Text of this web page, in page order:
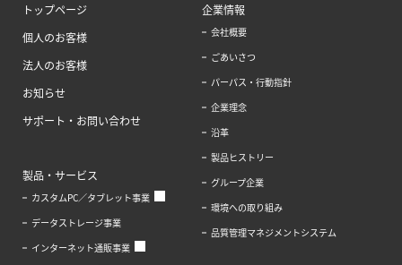
トップページ
個人のお客様
法人のお客様
お知らせ
サポート・お問い合わせ
製品・サービス
カスタムPC／タブレット事業
データストレージ事業
インターネット通販事業
企業情報
会社概要
ごあいさつ
パーパス・行動指針
企業理念
沿革
製品ヒストリー
グループ企業
環境への取り組み
品質管理マネジメントシステム